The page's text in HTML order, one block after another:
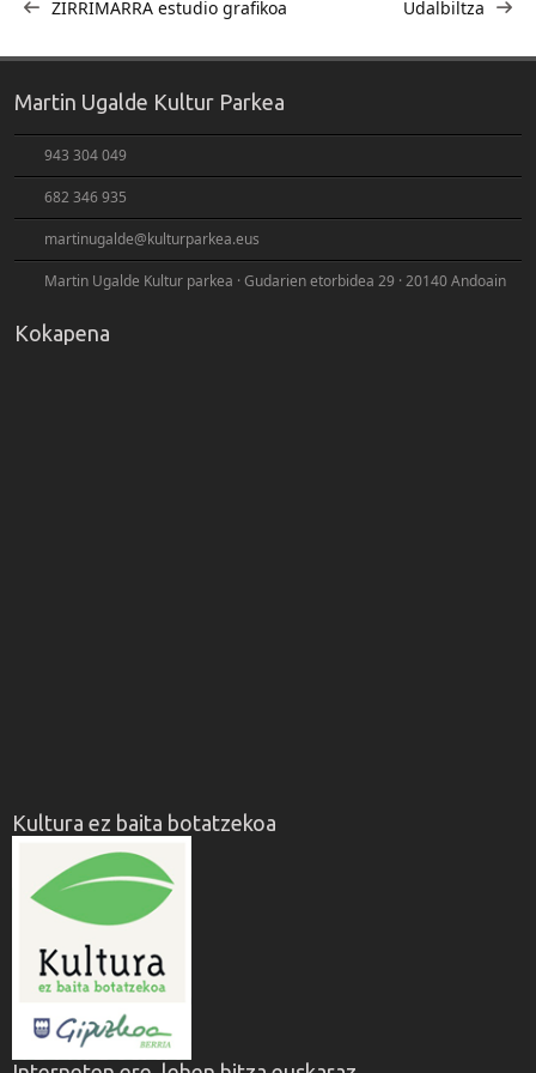
zehar
ZIRRIMARRA estudio grafikoa Udalbiltza
Martin Ugalde Kultur Parkea
943 304 049
682 346 935
martinugalde@kulturparkea.eus
Martin Ugalde Kultur parkea · Gudarien etorbidea 29 · 20140 Andoain
Kokapena
Kultura ez baita botatzekoa